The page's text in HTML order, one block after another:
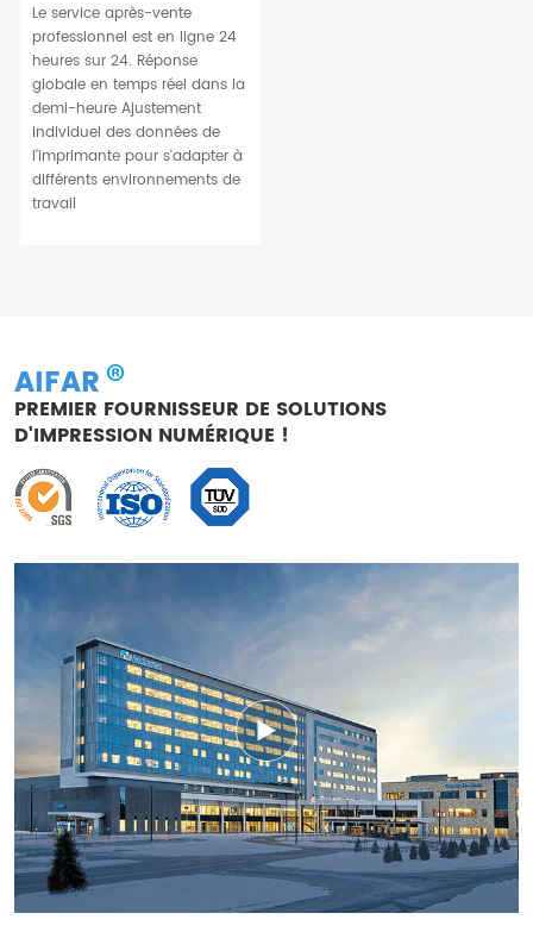
Le service après-vente
professionnel est en ligne 24
heures sur 24. Réponse
globale en temps réel dans la
demi-heure Ajustement
individuel des données de
l'imprimante pour s'adapter à
différents environnements de
travail
AIFAR
PREMIER FOURNISSEUR DE SOLUTIONS
D'IMPRESSION NUMÉRIQUE !